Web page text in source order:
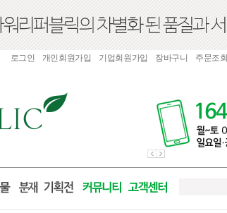
로그인 개인회원가입 기업회원가입 장바구니 주문조회